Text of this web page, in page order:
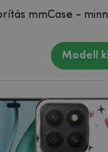
mmCase -
Modell